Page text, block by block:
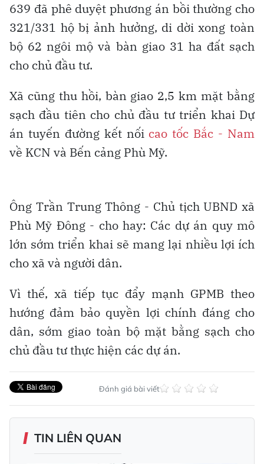
639 đã phê duyệt phương án bồi thường cho
321/331 hộ bị ảnh hưởng, di dời xong toàn
bộ 62 ngôi mộ và bàn giao 31 ha đất sạch
cho chủ đầu tư.
Xã cũng thu hồi, bàn giao 2,5 km mặt bằng
sạch đầu tiên cho chủ đầu tư triển khai Dự
án tuyến đường kết nối cao tốc Bắc - Nam
về KCN và Bến cảng Phù Mỹ.
Ông Trần Trung Thông - Chủ tịch UBND xã
Phù Mỹ Đông - cho hay: Các dự án quy mô
lớn sớm triển khai sẽ mang lại nhiều lợi ích
cho xã và người dân.
Vì thế, xã tiếp tục đẩy mạnh GPMB theo
hướng đảm bảo quyền lợi chính đáng cho
dân, sớm giao toàn bộ mặt bằng sạch cho
chủ đầu tư thực hiện các dự án.
Đánh giá bài viết
TIN LIÊN QUAN